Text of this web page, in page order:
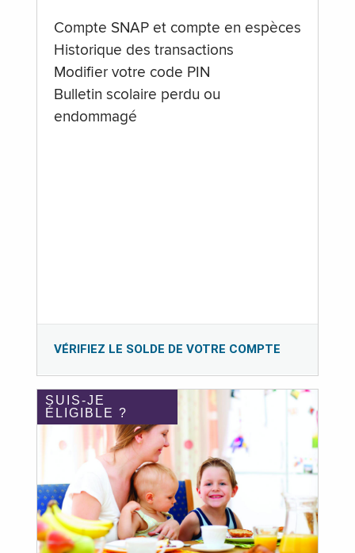
Compte SNAP et compte en espèces
Historique des transactions
Modifier votre code PIN
Bulletin scolaire perdu ou
endommagé
VÉRIFIEZ LE SOLDE DE VOTRE COMPTE
SUIS-JE
ÉLIGIBLE ?